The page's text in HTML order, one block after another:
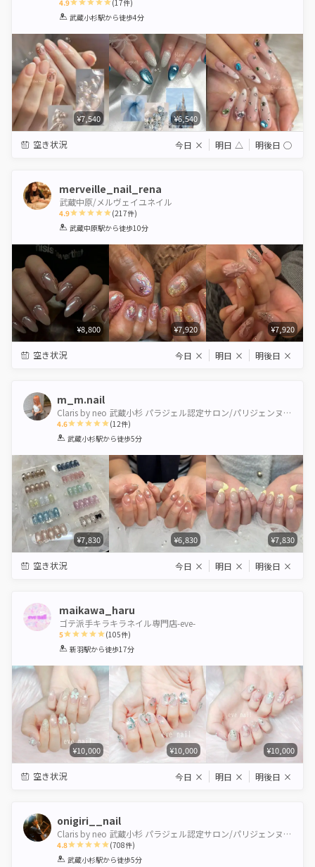
4.9
1 2 3 4 5
(17件)
武蔵小杉駅から徒歩4分
¥7,540 ¥6,540
空き状況 今日 × 明日 △ 明後日 ◯
merveille_nail_rena
武蔵中原/メルヴェイユネイル
4.9
1 2 3 4 5
(217件)
武蔵中原駅から徒歩10分
¥8,800 ¥7,920 ¥7,920
空き状況 今日 × 明日 × 明後日 ×
m_m.nail
Claris by neo 武蔵小杉 パラジェル認定サロン/パリジェンヌ＆healthy導入サロン
4.6
1 2 3 4 5
(12件)
武蔵小杉駅から徒歩5分
¥7,830 ¥6,830 ¥7,830
空き状況 今日 × 明日 × 明後日 ×
maikawa_haru
ゴテ派手キラキラネイル専門店-eve-
5
1 2 3 4 5
(105件)
新羽駅から徒歩17分
¥10,000 ¥10,000 ¥10,000
空き状況 今日 × 明日 × 明後日 ×
onigiri__nail
Claris by neo 武蔵小杉 パラジェル認定サロン/パリジェンヌ＆healthy導入サロン
4.8
1 2 3 4 5
(708件)
武蔵小杉駅から徒歩5分